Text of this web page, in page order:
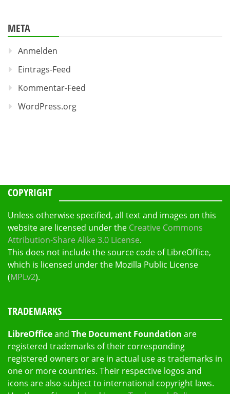
META
Anmelden
Eintrags-Feed
Kommentar-Feed
WordPress.org
COPYRIGHT
Unless otherwise specified, all text and images on this
website are licensed under the Creative Commons
Attribution-Share Alike 3.0 License.
This does not include the source code of LibreOffice,
which is licensed under the Mozilla Public License
(MPLv2).
TRADEMARKS
LibreOfficeand The Document Foundation are
registered trademarks of their corresponding
registered owners or are in actual use as trademarks in
one or more countries. Their respective logos and
icons are also subject to international copyright laws.